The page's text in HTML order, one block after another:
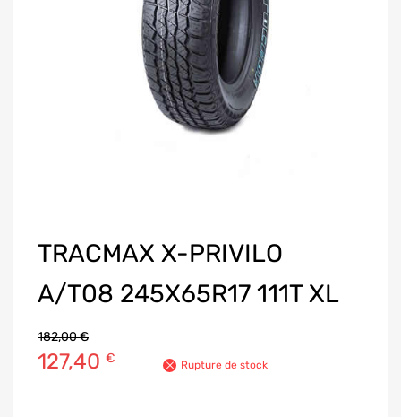
TRACMAX X-PRIVILO
A/T08 245X65R17 111T XL
182,00€
127,40 € Rupture de stock